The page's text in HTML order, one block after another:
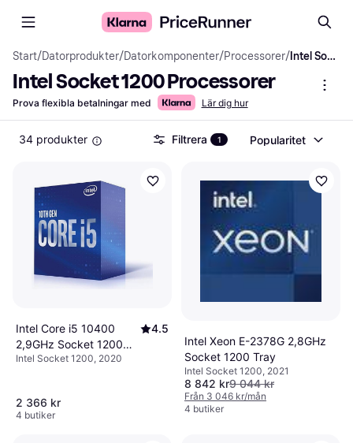
Start/Datorprodukter/Datorkomponenter/Processorer/ Intel Socket 1200 Processorer
Intel Socket 1200 Processorer
Prova flexibla betalningar med Lär dig hur
34 produkter Filtrera 1 Popularitet
Intel Core i5 10400
2,9GHz Socket 1200
Box
4.5
Intel Socket 1200, 2020
2 366 kr
4 butiker
Intel Xeon E-2378G 2,8GHz
Socket 1200 Tray
Intel Socket 1200, 2021
8 842 kr9 044 kr
Från 3 046 kr/mån
4 butiker